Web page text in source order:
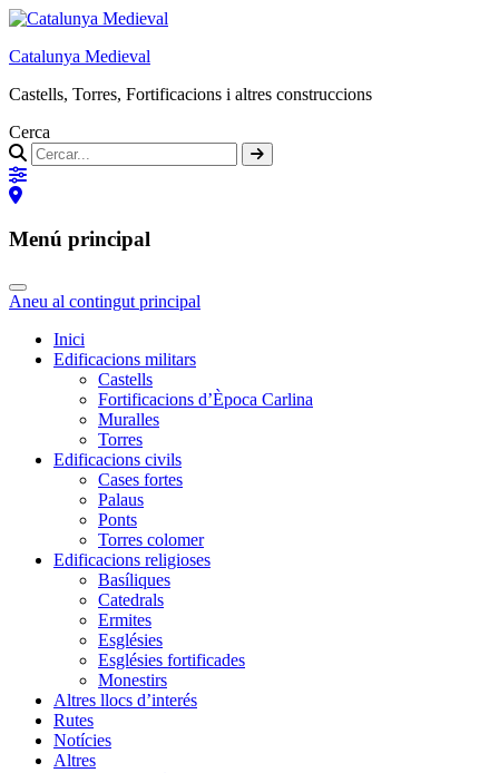
Catalunya Medieval
Castells, Torres, Fortificacions i altres construccions
Cerca
Menú principal
Aneu al contingut principal
Inici
Edificacions militars
Castells
Fortificacions d’Època Carlina
Muralles
Torres
Edificacions civils
Cases fortes
Palaus
Ponts
Torres colomer
Edificacions religioses
Basíliques
Catedrals
Ermites
Esglésies
Esglésies fortificades
Monestirs
Altres llocs d’interés
Rutes
Notícies
Altres